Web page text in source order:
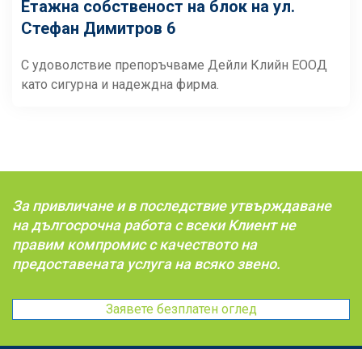
Етажна собственост на блок на ул.
Стефан Димитров 6
С удоволствие препоръчваме Дейли Клийн ЕООД
като сигурна и надеждна фирма.
За привличане и в последствие утвърждаване
на дългосрочна работа с всеки Kлиент не
правим компромис с качеството на
предоставената услуга на всяко звено.
Заявете безплатен оглед